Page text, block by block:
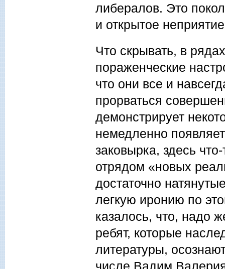
либералов. Это
и открытое
Что скрывать, в
пораженческие
что они все и
прорваться
демонстрирует
немедленно
заковырка, здесь
отрядом «новых
достаточно
легкую иронию по
казалось, что, надо
ребят, которые
литературы,
числе Вадим